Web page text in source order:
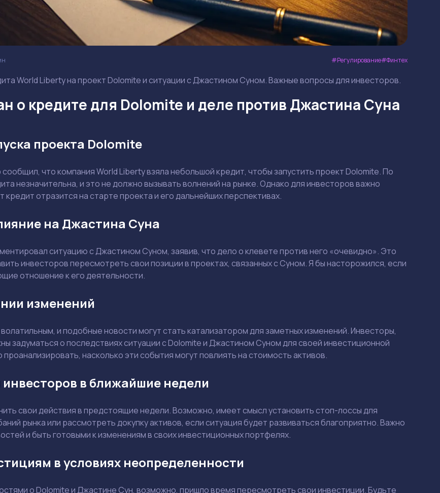
Регулирование Финтех
World Liberty на проект Dolomite и ситуации с Джастином Суном. Важные вопросы для инвесторов.
о кредите для Dolomite и деле против Джастина Суна
проекта Dolomite
что компания World Liberty взяла небольшой кредит, чтобы запустить проект Dolomite. По
незначительна, и это не должно вызывать волнений на рынке. Однако для инвесторов важно
кредит отразится на старте проекта и его дальнейших перспективах.
на Джастина Суна
ситуацию с Джастином Суном, заявив, что дело о клевете против него «очевидно». Это
инвесторов пересмотреть свои позиции в проектах, связанных с Суном. Я бы насторожился, если
отношение к его деятельности.
изменений
и подобные новости могут стать катализатором для заметных изменений. Инвесторы,
задуматься о последствиях ситуации с Dolomite и Джастином Суном для своей инвестиционной
насколько эти события могут повлиять на стоимость активов.
в ближайшие недели
свои действия в предстоящие недели. Возможно, имеет смысл установить стоп-лоссы для
рынка или рассмотреть докупку активов, если ситуация будет развиваться благоприятно. Важно
и быть готовыми к изменениям в своих инвестиционных портфелях.
в условиях неопределенности
о Dolomite и Джастине Сун, возможно, пришло время пересмотреть свои инвестиции. Будьте
Смотреть Смотреть
вопрос эксперту
эксперта
Даю согласие на обработку персональных данных
Отправить вопрос
Смотреть Смотреть